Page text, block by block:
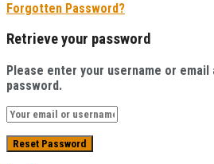
Forgotten Password?
Retrieve your password
Please enter your username or
password.